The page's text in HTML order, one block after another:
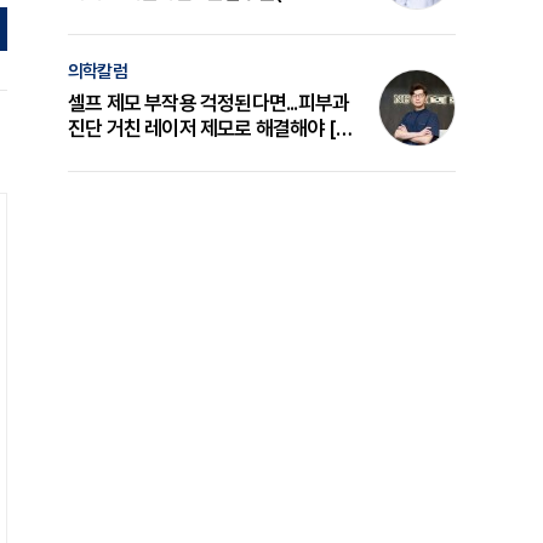
의학칼럼
셀프 제모 부작용 걱정된다면...피부과
진단 거친 레이저 제모로 해결해야 [변